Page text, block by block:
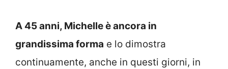
A 45 anni, Michelle è ancora in
grandissima forma e lo dimostra
continuamente, anche in questi giorni, in